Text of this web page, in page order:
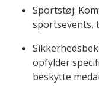
Sportstøj:
sportsevents,
opfylder
beskytte